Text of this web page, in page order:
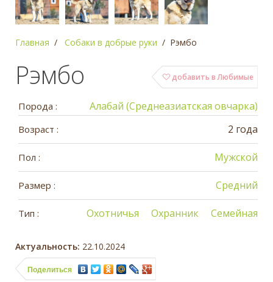
Главная Собаки в добрые руки Рэмбо
добавить в Любимые
Рэмбо
Порода : Алабай (Среднеазиатская овчарка)
Возраст : 2 года
Пол : Мужской
Размер : Средний
Тип : Семейная
Охранник
Охотничья
Актуальность: 22.10.2024
Поделиться